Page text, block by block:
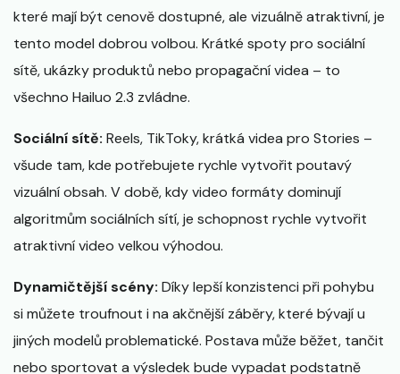
které mají být cenově dostupné, ale vizuálně atraktivní, je
tento model dobrou volbou. Krátké spoty pro sociální
sítě, ukázky produktů nebo propagační videa – to
všechno Hailuo 2.3 zvládne.
Sociální sítě: Reels, TikToky, krátká videa pro Stories –
všude tam, kde potřebujete rychle vytvořit poutavý
vizuální obsah. V době, kdy video formáty dominují
algoritmům sociálních sítí, je schopnost rychle vytvořit
atraktivní video velkou výhodou.
Dynamičtější scény: Díky lepší konzistenci při pohybu
si můžete troufnout i na akčnější záběry, které bývají u
jiných modelů problematické. Postava může běžet, tančit
nebo sportovat a výsledek bude vypadat podstatně